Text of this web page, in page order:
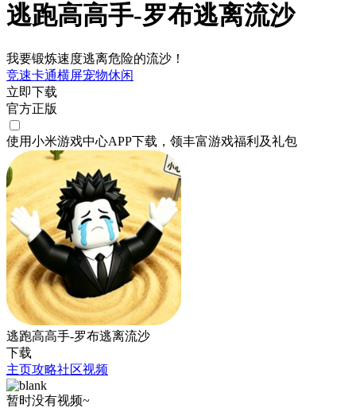
逃跑高高手-罗布逃离流沙
我要锻炼速度逃离危险的流沙！
竞速卡通横屏宠物休闲
立即下载
官方正版
使用小米游戏中心APP下载 ，领丰富游戏福利 及礼包
逃跑高高手-罗布逃离流沙
下载
主页攻略社区视频
暂时没有视频~